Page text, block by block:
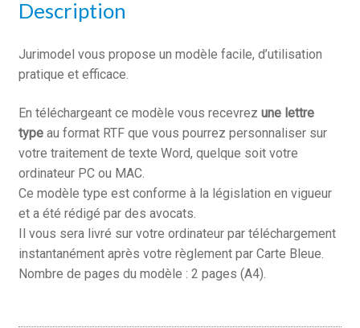
Description
Jurimodel vous propose un modèle facile, d’utilisation
pratique et efficace.
En téléchargeant ce modèle vous recevrez une lettre
typeau format RTF que vous pourrez personnaliser sur
votre traitement de texte Word, quelque soit votre
ordinateur PC ou MAC.
Ce modèle type est conforme à la législation en vigueur
et a été rédigé par des avocats.
Il vous sera livré sur votre ordinateur par téléchargement
instantanément après votre règlement par Carte Bleue.
Nombre de pages du modèle : 2 pages (A4).